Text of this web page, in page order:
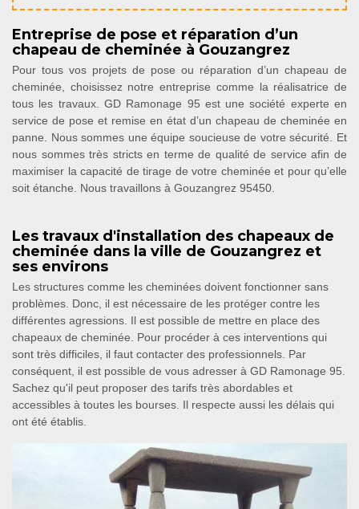
Entreprise de pose et réparation d’un
chapeau de cheminée à Gouzangrez
Pour tous vos projets de pose ou réparation d’un chapeau de
cheminée, choisissez notre entreprise comme la réalisatrice de
tous les travaux. GD Ramonage 95 est une société experte en
service de pose et remise en état d’un chapeau de cheminée en
panne. Nous sommes une équipe soucieuse de votre sécurité. Et
nous sommes très stricts en terme de qualité de service afin de
maximiser la capacité de tirage de votre cheminée et pour qu’elle
soit étanche. Nous travaillons à Gouzangrez 95450.
Les travaux d'installation des chapeaux de
cheminée dans la ville de Gouzangrez et
ses environs
Les structures comme les cheminées doivent fonctionner sans
problèmes. Donc, il est nécessaire de les protéger contre les
différentes agressions. Il est possible de mettre en place des
chapeaux de cheminée. Pour procéder à ces interventions qui
sont très difficiles, il faut contacter des professionnels. Par
conséquent, il est possible de vous adresser à GD Ramonage 95.
Sachez qu'il peut proposer des tarifs très abordables et
accessibles à toutes les bourses. Il respecte aussi les délais qui
ont été établis.